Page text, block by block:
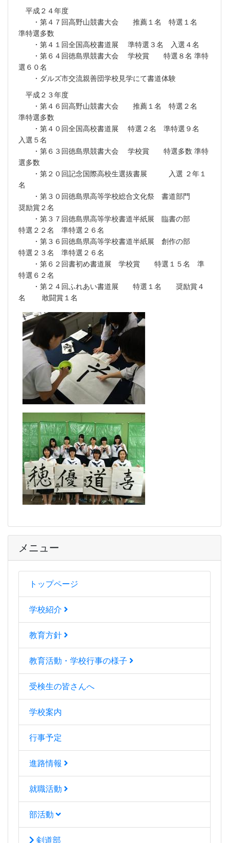
メニュー
トップページ
学校紹介
教育方針
教育活動・学校行事の様子
受検生の皆さんへ
学校案内
行事予定
進路情報
就職活動
部活動
剣道部
平成２４年度
・第４７回高野山競書大会 推薦１名 特選１名
準特選多数
・第４１回全国高校書道展 準特選３名 入選４名
・第６４回徳島県競書大会 学校賞 特選８名 準特
選６０名
・ダルズ市交流親善団学校見学にて書道体験
平成２３年度
・第４６回高野山競書大会 推薦１名 特選２名
準特選多数
・第４０回全国高校書道展 特選２名 準特選９名
入選５名
・第６３回徳島県競書大会 学校賞 特選多数 準特
選多数
・第２０回記念国際高校生選抜書展 入選 ２年１
名
・第３０回徳島県高等学校総合文化祭 書道部門
奨励賞２名
・第３７回徳島県高等学校書道半紙展 臨書の部
特選２２名 準特選２６名
・第３６回徳島県高等学校書道半紙展 創作の部
特選２３名 準特選２６名
・第６２回書初め書道展 学校賞 特選１５名 準
特選６２名
・第２４回ふれあい書道展 特選１名 奨励賞４
名 敢闘賞１名